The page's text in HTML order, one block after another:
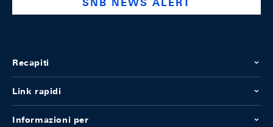
SNB NEWS ALERT
Recapiti
Link rapidi
Informazioni per